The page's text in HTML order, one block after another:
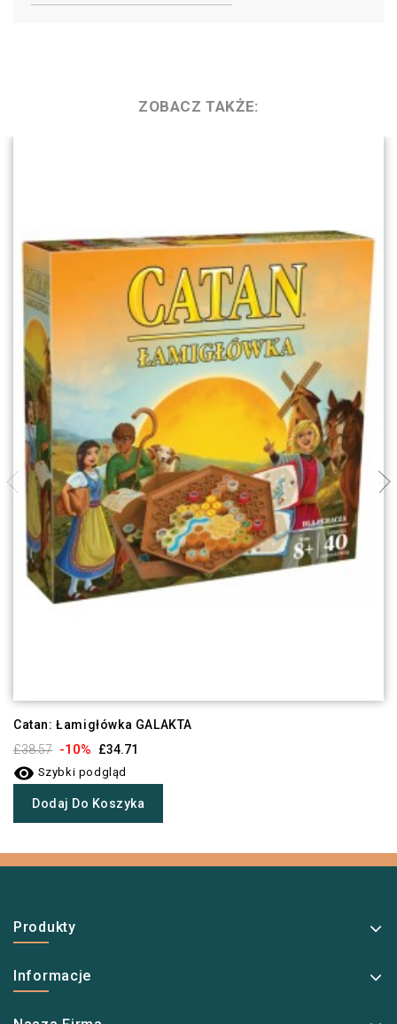
ZOBACZ TAKŻE:
Catan: Łamigłówka GALAKTA
£38.57 -10% £34.71
 Szybki podgląd
Dodaj Do Koszyka
Produkty
Informacje